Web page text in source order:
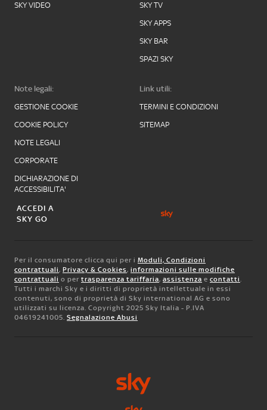
SKY VIDEO
SKY TV
SKY APPS
SKY BAR
SPAZI SKY
Note legali:
GESTIONE COOKIE
COOKIE POLICY
NOTE LEGALI
CORPORATE
DICHIARAZIONE DI
ACCESSIBILITA'
Link utili:
TERMINI E CONDIZIONI
SITEMAP
ACCEDI A
SKY GO
Per il consumatore clicca qui per i Moduli, Condizioni
contrattuali, Privacy & Cookies, informazioni sulle modifiche
contrattuali o per trasparenza tariffaria, assistenza e contatti.
Tutti i marchi Sky e i diritti di proprietà intellettuale in essi
contenuti, sono di proprietà di Sky international AG e sono
utilizzati su licenza. Copyright 2025 Sky Italia - P.IVA
04619241005. Segnalazione Abusi